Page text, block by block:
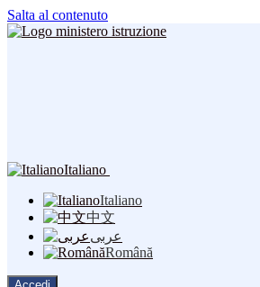
Salta al contenuto
Italiano
Italiano
中文
عربى
Română